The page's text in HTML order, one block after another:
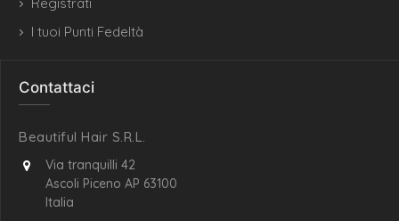
I tuoi Punti Fedeltà
Contattaci
Beautiful Hair S.R.L.
Via tranquilli 42
Ascoli Piceno AP 63100
Italia